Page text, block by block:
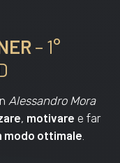
– 1°
Alessandro Mora
, motivare e far
modo ottimale